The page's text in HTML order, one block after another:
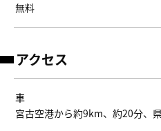
無料
アクセス
車
宮古空港から約9km、約20分、